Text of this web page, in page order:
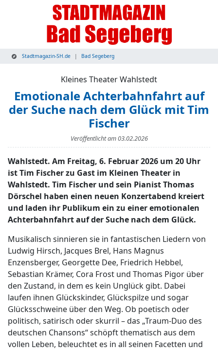
Stadtmagazin-SH.de Bad Segeberg
Kleines Theater Wahlstedt
Emotionale Achterbahnfahrt auf
der Suche nach dem Glück mit Tim
Fischer
Veröffentlicht am03.02.2026
Wahlstedt. Am Freitag, 6. Februar 2026 um 20 Uhr
ist Tim Fischer zu Gast im Kleinen Theater in
Wahlstedt. Tim Fischer und sein Pianist Thomas
Dörschel haben einen neuen Konzertabend kreiert
und laden ihr Publikum ein zu einer emotionalen
Achterbahnfahrt auf der Suche nach dem Glück.
Musikalisch sinnieren sie in fantastischen Liedern von
Ludwig Hirsch, Jacques Brel, Hans Magnus
Enzensberger, Georgette Dee, Friedrich Hebbel,
Sebastian Krämer, Cora Frost und Thomas Pigor über
den Zustand, in dem es kein Unglück gibt. Dabei
laufen ihnen Glückskinder, Glückspilze und sogar
Glücksschweine über den Weg. Ob poetisch oder
politisch, satirisch oder skurril – das „Traum-Duo des
deutschen Chansons“ schöpft thematisch aus dem
vollen Leben, beleuchtet es in all seinen Facetten und